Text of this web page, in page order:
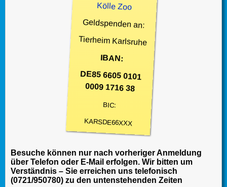
Kölle Zoo
Geldspenden an:
Tierheim Karlsruhe
IBAN:
DE85 6605 0101
0009 1716 38
BIC:
KARSDE66XXX
Besuche können nur nach vorheriger Anmeldung
über Telefon oder E-Mail erfolgen. Wir bitten um
Verständnis – Sie erreichen uns telefonisch
(0721/950780) zu den untenstehenden Zeiten